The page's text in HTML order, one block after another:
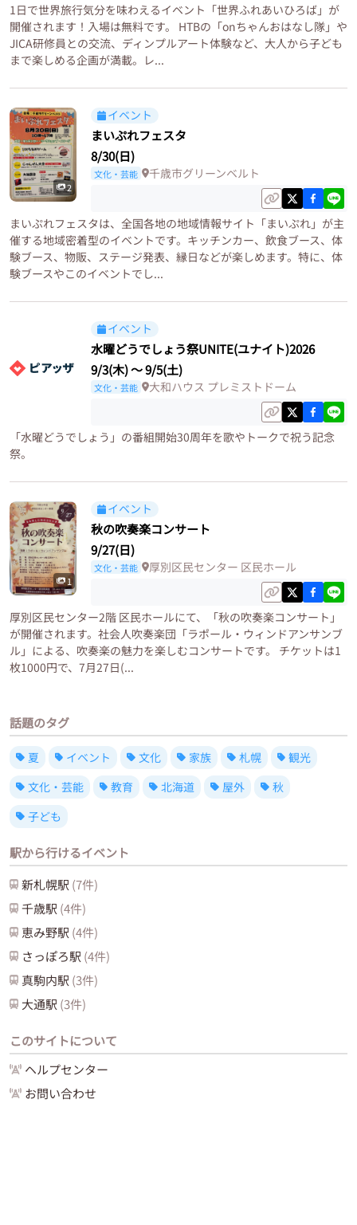
1日で世界旅行気分を味わえるイベント「世界ふれあいひろば」が
開催されます！入場は無料です。 HTBの「onちゃんおはなし隊」や
JICA研修員との交流、ディンプルアート体験など、大人から子ども
まで楽しめる企画が満載。レ...
2
イベント
まいぷれフェスタ
8/30(日)
文化・芸能 千歳市グリーンベルト
まいぷれフェスタは、全国各地の地域情報サイト「まいぷれ」が主
催する地域密着型のイベントです。キッチンカー、飲食ブース、体
験ブース、物販、ステージ発表、縁日などが楽しめます。特に、体
験ブースやこのイベントでし...
イベント
水曜どうでしょう祭UNITE(ユナイト)2026
9/3(木)〜9/5(土)
文化・芸能 大和ハウス プレミストドーム
「水曜どうでしょう」の番組開始30周年を歌やトークで祝う記念
祭。
1
イベント
秋の吹奏楽コンサート
9/27(日)
文化・芸能 厚別区民センター 区民ホール
厚別区民センター2階 区民ホールにて、「秋の吹奏楽コンサート」
が開催されます。社会人吹奏楽団「ラポール・ウィンドアンサンブ
ル」による、吹奏楽の魅力を楽しむコンサートです。 チケットは1
枚1000円で、7月27日(...
話題のタグ
夏 イベント 文化 家族 札幌
観光
文化・芸能
教育 北海道 屋外
秋
子ども
駅から行けるイベント
新札幌駅 (7件)
千歳駅 (4件)
恵み野駅 (4件)
さっぽろ駅 (4件)
真駒内駅 (3件)
大通駅 (3件)
このサイトについて
ヘルプセンター
お問い合わせ